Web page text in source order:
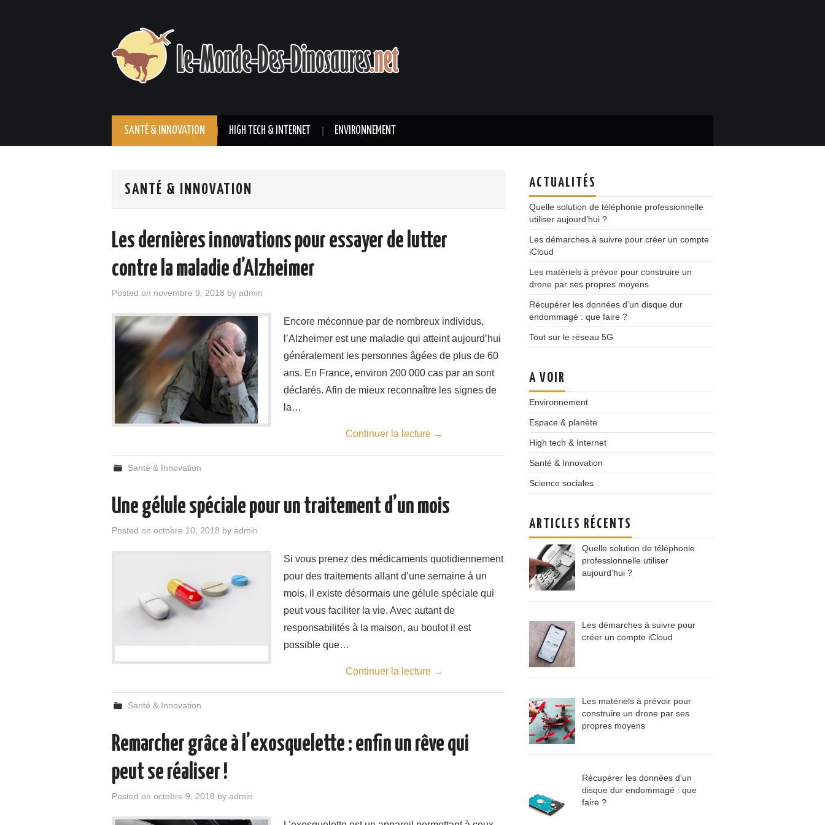
SANTÉ & INNOVATION HIGH TECH & INTERNET ENVIRONNEMENT
SANTÉ & INNOVATION
Les dernières innovations pour essayer de lutter
contre la maladie d’Alzheimer
Posted on novembre 9, 2018 by admin
Encore méconnue par de nombreux individus,
l’Alzheimer est une maladie qui atteint aujourd’hui
généralement les personnes âgées de plus de 60
ans. En France, environ 200 000 cas par an sont
déclarés. Afin de mieux reconnaître les signes de
la…
Continuer la lecture →
Santé & Innovation
Une gélule spéciale pour un traitement d’un mois
Posted on octobre 10, 2018 by admin
Si vous prenez des médicaments quotidiennement
pour des traitements allant d’une semaine à un
mois, il existe désormais une gélule spéciale qui
peut vous faciliter la vie. Avec autant de
responsabilités à la maison, au boulot il est
possible que…
Continuer la lecture →
Santé & Innovation
Remarcher grâce à l’exosquelette : enfin un rêve qui
peut se réaliser !
Posted on octobre 9, 2018 by admin
ACTUALITÉS
Quelle solution de téléphonie professionnelle
utiliser aujourd’hui ?
Les démarches à suivre pour créer un compte
iCloud
Les matériels à prévoir pour construire un
drone par ses propres moyens
Récupérer les données d’un disque dur
endommagé : que faire ?
Tout sur le réseau 5G
A VOIR
Environnement
Espace & planète
High tech & Internet
Santé & Innovation
Science sociales
ARTICLES RÉCENTS
Quelle solution de téléphonie
professionnelle utiliser
aujourd’hui ?
Les démarches à suivre pour
créer un compte iCloud
Les matériels à prévoir pour
construire un drone par ses
propres moyens
Récupérer les données d’un
disque dur endommagé : que
faire ?